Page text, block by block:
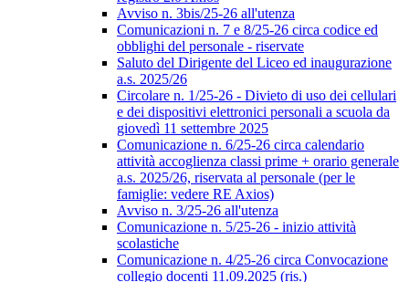
Avviso n. 3bis/25-26 all'utenza
Comunicazioni n. 7 e 8/25-26 circa codice ed
obblighi del personale - riservate
Saluto del Dirigente del Liceo ed inaugurazione
a.s. 2025/26
Circolare n. 1/25-26 - Divieto di uso dei cellulari
e dei dispositivi elettronici personali a scuola da
giovedì 11 settembre 2025
Comunicazione n. 6/25-26 circa calendario
attività accoglienza classi prime + orario generale
a.s. 2025/26, riservata al personale (per le
famiglie: vedere RE Axios)
Avviso n. 3/25-26 all'utenza
Comunicazione n. 5/25-26 - inizio attività
scolastiche
Comunicazione n. 4/25-26 circa Convocazione
collegio docenti 11.09.2025 (ris.)